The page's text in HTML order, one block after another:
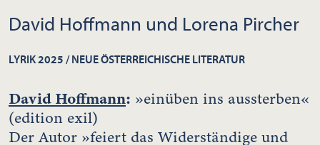
David Hoffmann und Lorena Pircher
LYRIK 2025 / NEUE ÖSTERREICHISCHE LITERATUR
David Hoffmann: »einüben ins aussterben«
(edition exil)
Der Autor »feiert das Widerständige und